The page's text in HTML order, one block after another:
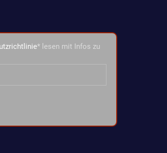
* lesen mit Infos zu